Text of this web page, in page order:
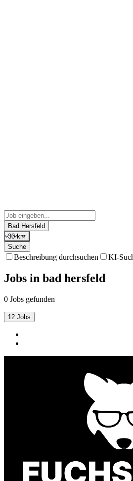
Bad Hersfeld
30 km
Suche
Beschreibung durchsuchen KI-
Jobs in bad hersfeld
0 Jobs gefunden
12 Jobs